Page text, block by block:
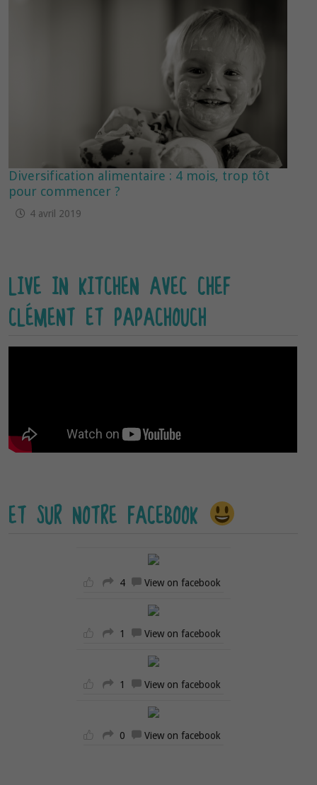
Diversification alimentaire : 4 mois, trop tôt
pour commencer ?
4 avril 2019
LIVE IN KITCHEN AVEC CHEF
CLÉMENT ET PAPACHOUCH
ET SUR NOTRE FACEBOOK
4 View on facebook
1 View on facebook
1 View on facebook
0 View on facebook